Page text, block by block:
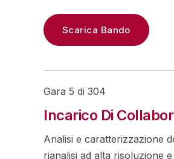
Scarica Bando
Gara 5 di 304
Incarico Di
Analisi e caratterizzazione
rianalisi ad alta risoluzione e